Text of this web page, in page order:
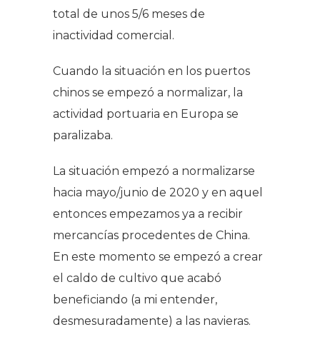
total de unos 5/6 meses de
inactividad comercial.
Cuando la situación en los puertos
chinos se empezó a normalizar, la
actividad portuaria en Europa se
paralizaba.
La situación empezó a normalizarse
hacia mayo/junio de 2020 y en aquel
entonces empezamos ya a recibir
mercancías procedentes de China.
En este momento se empezó a crear
el caldo de cultivo que acabó
beneficiando (a mi entender,
desmesuradamente) a las navieras.